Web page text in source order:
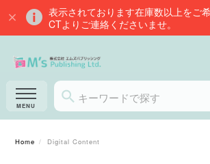
表示されております在庫数以上をご
CTよりご連絡くださいませ。
Home Digital Content